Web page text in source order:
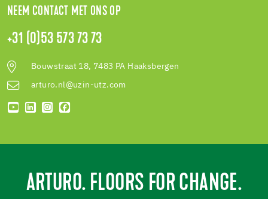
NEEM CONTACT MET ONS OP
+31 (0)53 573 73 73
Bouwstraat 18, 7483 PA Haaksbergen
arturo.nl@uzin-utz.com
ARTURO. FLOORS FOR CHANGE.